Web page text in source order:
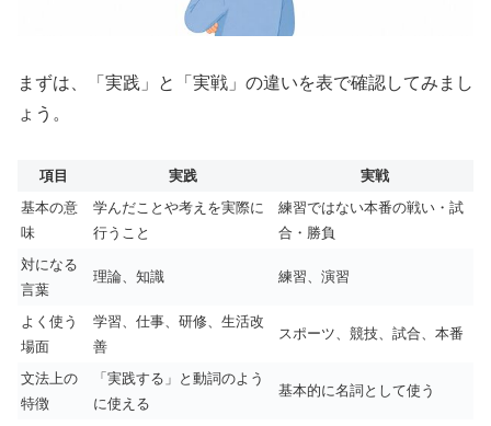
まずは、「実践」と「実戦」の違いを表で確認してみまし
ょう。
項目 実践
実戦
基本の意
味
学んだことや考えを実際に
行うこと
練習ではない本番の戦い・試
合・勝負
対になる
言葉
理論、知識 練習、演習
よく使う
場面
学習、仕事、研修、生活改
善
スポーツ、競技、試合、本番
文法上の
特徴
「実践する」と動詞のよう
に使える
基本的に名詞として使う